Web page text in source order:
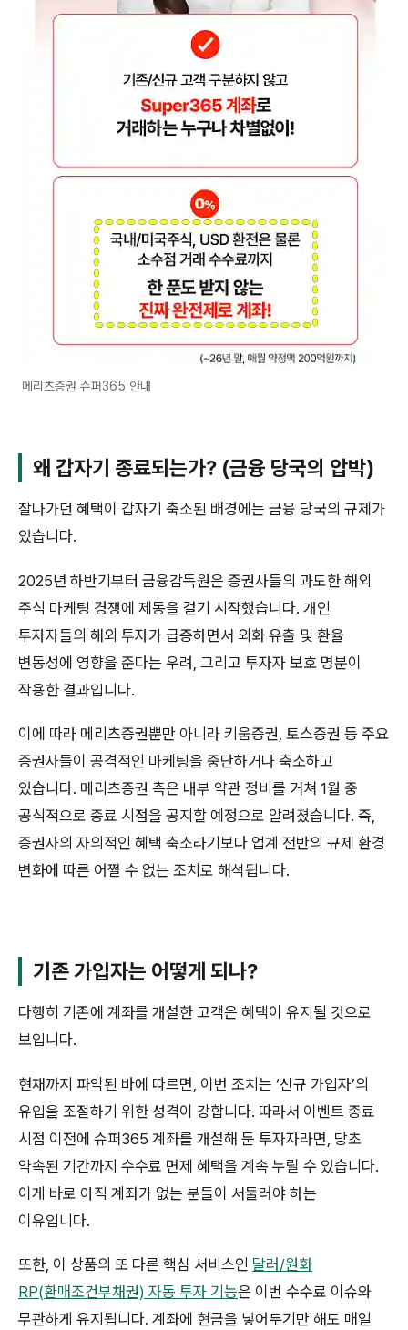
메리츠증권 슈퍼365 안내
왜 갑자기 종료되는가? (금융 당국의 압박)
잘나가던 혜택이 갑자기 축소된 배경에는 금융 당국의 규제가
있습니다.
2025년 하반기부터 금융감독원은 증권사들의 과도한 해외
주식 마케팅 경쟁에 제동을 걸기 시작했습니다. 개인
투자자들의 해외 투자가 급증하면서 외화 유출 및 환율
변동성에 영향을 준다는 우려, 그리고 투자자 보호 명분이
작용한 결과입니다.
이에 따라 메리츠증권뿐만 아니라 키움증권, 토스증권 등 주요
증권사들이 공격적인 마케팅을 중단하거나 축소하고
있습니다. 메리츠증권 측은 내부 약관 정비를 거쳐 1월 중
공식적으로 종료 시점을 공지할 예정으로 알려졌습니다. 즉,
증권사의 자의적인 혜택 축소라기보다 업계 전반의 규제 환경
변화에 따른 어쩔 수 없는 조치로 해석됩니다.
기존 가입자는 어떻게 되나?
다행히 기존에 계좌를 개설한 고객은 혜택이 유지될 것으로
보입니다.
현재까지 파악된 바에 따르면, 이번 조치는 ‘신규 가입자’의
유입을 조절하기 위한 성격이 강합니다. 따라서 이벤트 종료
시점 이전에 슈퍼365 계좌를 개설해 둔 투자자라면, 당초
약속된 기간까지 수수료 면제 혜택을 계속 누릴 수 있습니다.
이게 바로 아직 계좌가 없는 분들이 서둘러야 하는
이유입니다.
또한, 이 상품의 또 다른 핵심 서비스인 달러/원화
RP(환매조건부채권) 자동 투자 기능은 이번 수수료 이슈와
무관하게 유지됩니다. 계좌에 현금을 넣어두기만 해도 매일